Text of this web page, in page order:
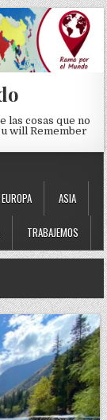
las cosas que no
will Remember
EUROPA ASIA
TRABAJEMOS